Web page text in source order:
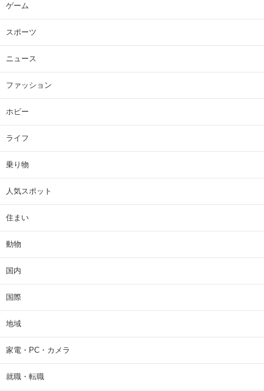
ゲーム
スポーツ
ニュース
ファッション
ホビー
ライフ
乗り物
人気スポット
住まい
動物
国内
国際
地域
家電・PC・カメラ
就職・転職